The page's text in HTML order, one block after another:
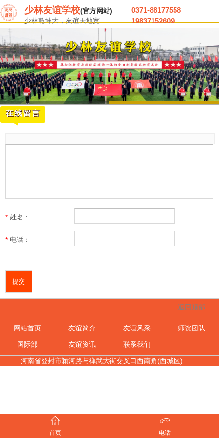
少林友谊学校(官方网站) 0371-88177558
少林乾坤大，友谊天地宽 19837152609
在线留言
* 姓名 ：
* 电话 ：
返回顶部
网站首页 友谊简介 友谊风采 师资团队
国际部 友谊资讯 联系我们
河南省登封市颍河路与禅武大街交叉口西南角(西城区)
首页 电话